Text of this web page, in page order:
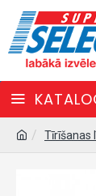
Tīrīšanas